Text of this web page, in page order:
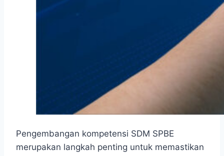
Pengembangan kompetensi SDM SPBE
merupakan langkah penting untuk memastikan